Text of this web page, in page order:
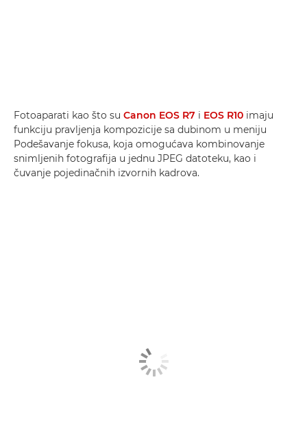
Fotoaparati kao što su Canon EOS R7 i EOS R10 imaju
funkciju pravljenja kompozicije sa dubinom u meniju
Podešavanje fokusa, koja omogućava kombinovanje
snimljenih fotografija u jednu JPEG datoteku, kao i
čuvanje pojedinačnih izvornih kadrova.